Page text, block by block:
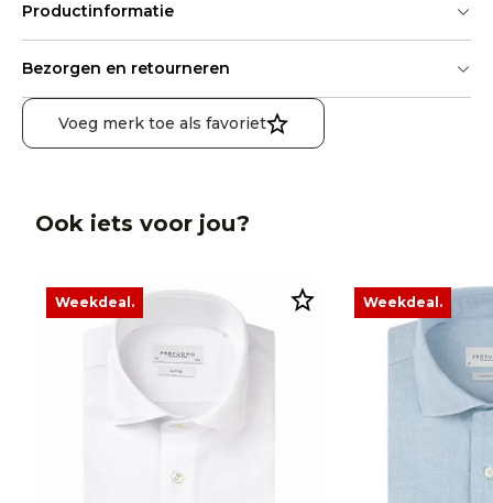
Productinformatie
Bezorgen en retourneren
Voeg merk toe als favoriet
Ook iets voor jou?
Weekdeal. Weekdeal.